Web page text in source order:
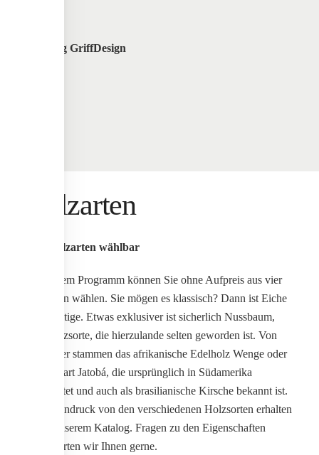
Werding GriffDesign
Holzarten
Vier Holzarten wählbar
In unserem Programm können Sie ohne Aufpreis aus vier
Holzarten wählen. Sie mögen es klassisch? Dann ist Eiche
das Richtige. Etwas exklusiver ist sicherlich Nussbaum,
eine Holzsorte, die hierzulande selten geworden ist. Von
weiter her stammen das afrikanische Edelholz Wenge oder
die Holzart Jatobá, die ursprünglich in Südamerika
beheimatet und auch als brasilianische Kirsche bekannt ist.
Einen Eindruck von den verschiedenen Holzsorten erhalten
Sie in unserem Katalog. Fragen zu den Eigenschaften
beantworten wir Ihnen gerne.